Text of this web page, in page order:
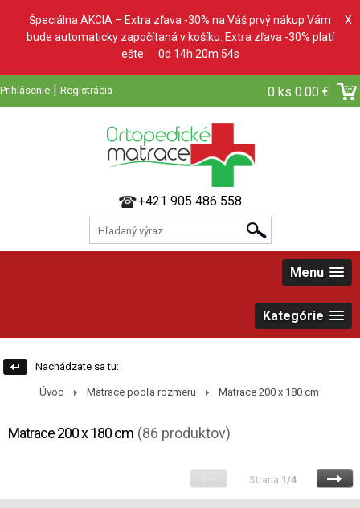
Špeciálna AKCIA – Extra zľava -30% na Váš prvý nákup Vám
bude automaticky započítaná v košíku. Extra zľava -30% platí
ešte: 0d 14h 20m 53s
X
Prihlásenie | Registrácia 0 ks 0.00 €
+421 905 486 558
Menu
Kategórie
Nachádzate sa tu:
Úvod Matrace podľa rozmeru Matrace 200 x 180 cm
Matrace 200 x 180 cm (86 produktov)
Strana 1/4